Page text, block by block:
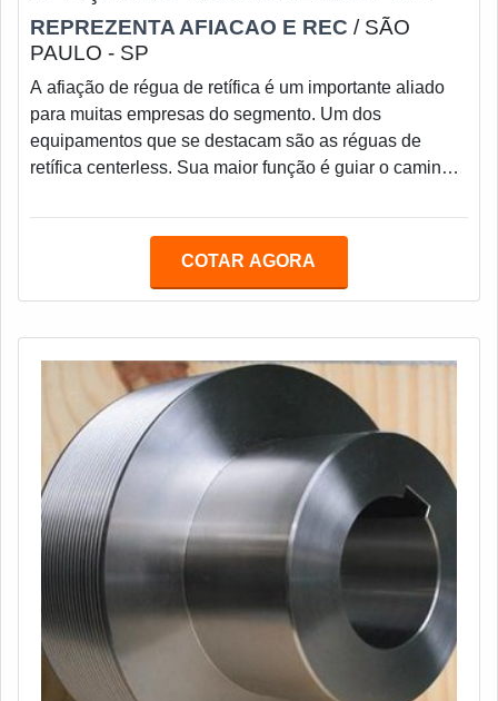
REPREZENTA AFIACAO E REC / SÃO
PAULO - SP
A afiação de régua de retífica é um importante aliado
para muitas empresas do segmento. Um dos
equipamentos que se destacam são as réguas de
retífica centerless. Sua maior função é guiar o caminho
equipamento, essa ferramenta faz um serviço essencial
todo, é imprescindível que as réguas sempre estejam
COTAR AGORA